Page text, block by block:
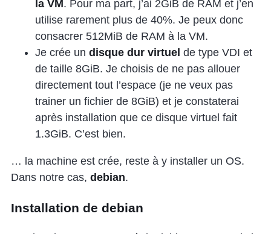
la VM . Pour ma part, j’ai 2GiB de RAM et j’en
utilise rarement plus de 40%. Je peux donc
consacrer 512MiB de RAM à la VM.
Je crée un disque dur virtuel de type VDI et
de taille 8GiB. Je choisis de ne pas allouer
directement tout l’espace (je ne veux pas
trainer un fichier de 8GiB) et je constaterai
après installation que ce disque virtuel fait
1.3GiB. C’est bien.
… la machine est crée, reste à y installer un OS.
Dans notre cas, debian.
Installation de debian